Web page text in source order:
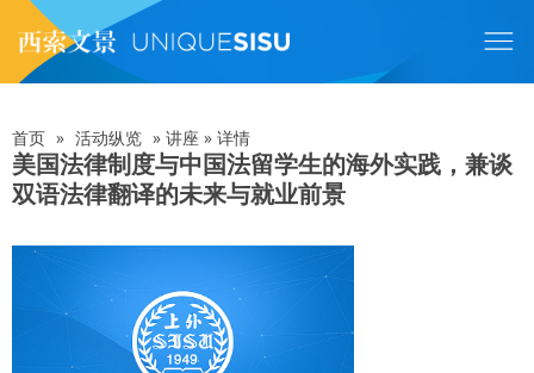
主
内
容面
包
首页 » 活动纵览 » 讲座 » 详情
美国法律制度与中国法留学生的海外实践，兼谈
双语法律翻译的未来与就业前景